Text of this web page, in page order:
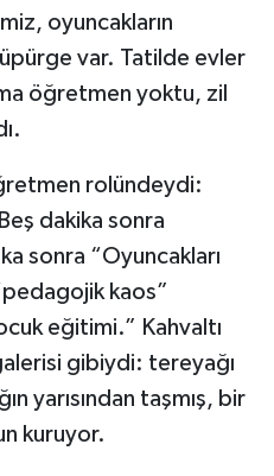
oyuncakların
var. Tatilde evler
öğretmen yoktu, zil
rolündeydi:
dakika sonra
sonra “Oyuncakları
kaos”
eğitimi.” Kahvaltı
gibiydi: tereyağı
yarısından taşmış, bir
kuruyor.